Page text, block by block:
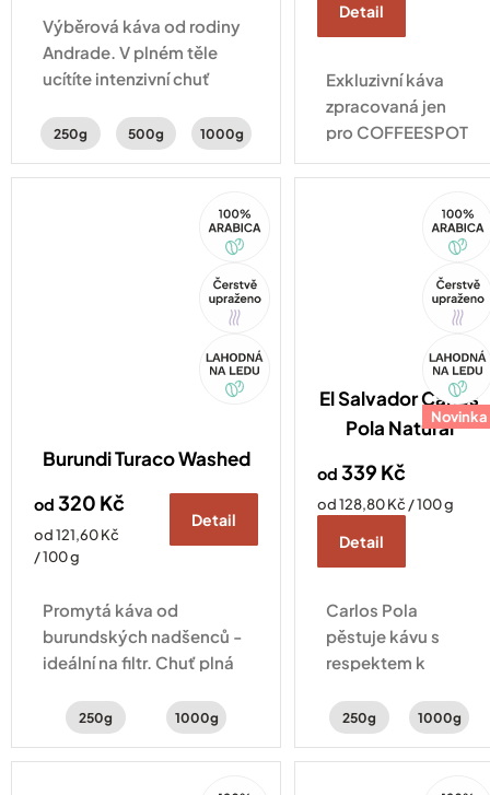
Výběrová káva od rodiny
Andrade. V plném těle
ucítíte intenzivní chuť
lískových oříšků.
250g 500g 1000g
Detail
Exkluzivní káva
zpracovaná jen
pro COFFEESPOT
- každý šálek
zárukou
Arabica
Tip
Burundi Turaco Washed
od 320 Kč
Měrná
cena:
od 121,60 Kč
/ 100 g
Detail
Promytá káva od
burundských nadšenců -
ideální na filtr. Chuť plná
karamelu.
250g 1000g
Tip
Arabica
Novinka
El Salvador Carlos
Pola Natural
od 339 Kč
Měrná
od 128,80 Kč / 100 g
Detail
Carlos Pola
pěstuje kávu s
respektem k
komunitě.
Apaneca se hodí
250g 1000g